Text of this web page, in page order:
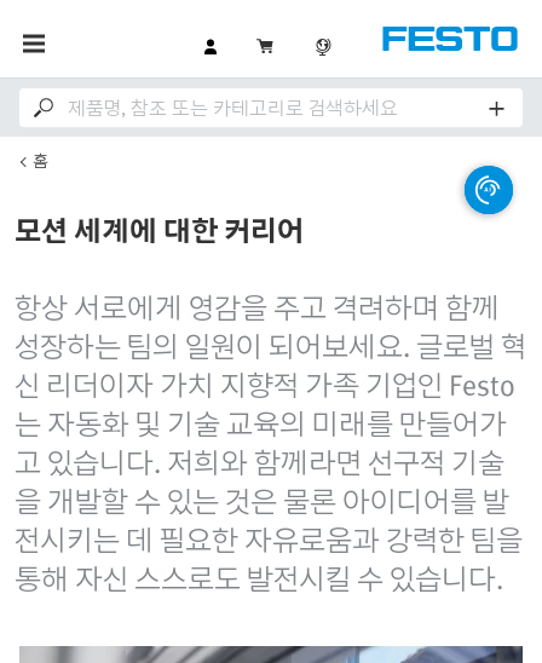
홈
모션 세계에 대한 커리어
항상 서로에게 영감을 주고 격려하며 함께
성장하는 팀의 일원이 되어보세요. 글로벌 혁
신 리더이자 가치 지향적 가족 기업인 Festo
는 자동화 및 기술 교육의 미래를 만들어가
고 있습니다. 저희와 함께라면 선구적 기술
을 개발할 수 있는 것은 물론 아이디어를 발
전시키는 데 필요한 자유로움과 강력한 팀을
통해 자신 스스로도 발전시킬 수 있습니다.